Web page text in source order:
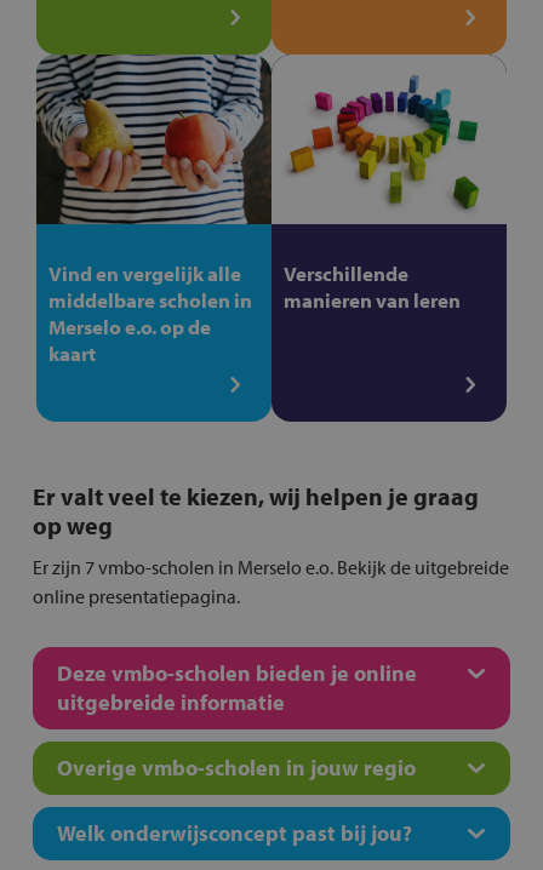
Vind en vergelijk alle
middelbare scholen in
Merselo e.o. op de
kaart
Verschillende
manieren van leren
Er valt veel te kiezen, wij helpen je graag
op weg
Er zijn 7 vmbo-scholen in Merselo e.o. Bekijk de uitgebreide
online presentatiepagina.
Deze vmbo-scholen bieden je online
uitgebreide informatie
Overige vmbo-scholen in jouw regio
Welk onderwijsconcept past bij jou?